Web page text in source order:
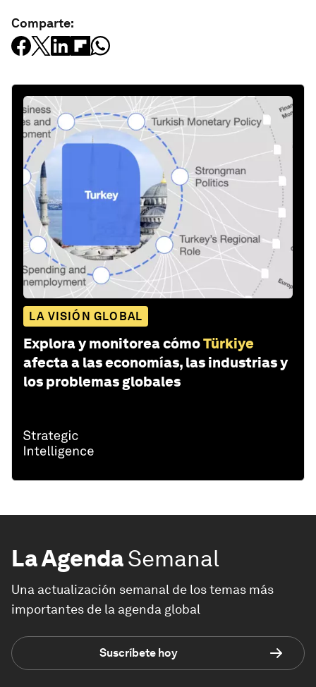
Comparte:
LA VISIÓN GLOBAL
Explora y monitorea cómoTürkiye
afecta a las economías, las industrias y
los problemas globales
La AgendaSemanal
Una actualización semanal de los temas más
importantes de la agenda global
Suscríbete hoy